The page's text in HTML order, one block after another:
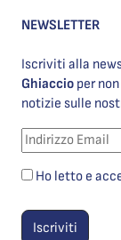
NEWSLETTER
Iscriviti alla
Ghiaccio per
notizie sulle
Ho letto e